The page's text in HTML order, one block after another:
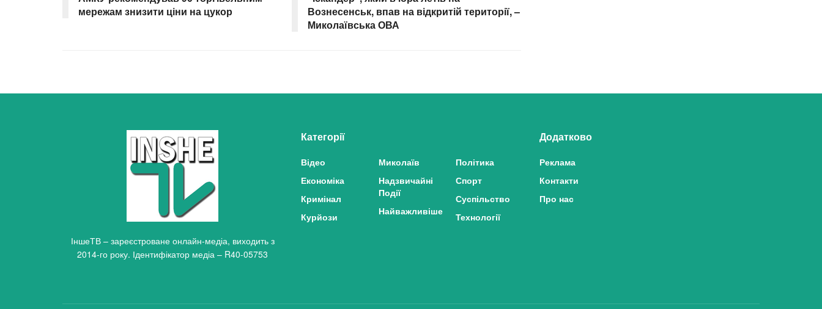
мережам знизити ціни на цукор
Вознесенськ, впав на відкритій території, –
Миколаївська ОВА
ІншеТВ – зареєстроване онлайн-медіа, виходить з
2014-го року. Ідентифікатор медіа – R40-05753
Категорії
Відео
Економіка
Кримінал
Курйози
Миколаїв
Надзвичайні
Події
Найважливіше
Політика
Спорт
Суспільство
Технології
Додатково
Реклама
Контакти
Про нас